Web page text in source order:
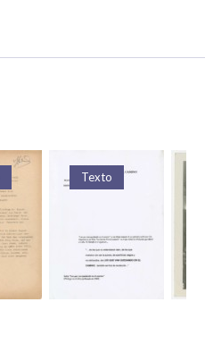
Texto